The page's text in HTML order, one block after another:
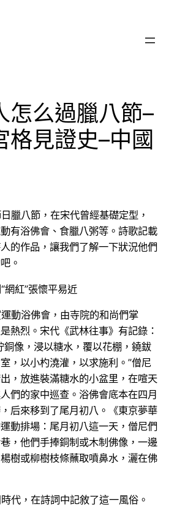
怎么過臘八節–
格見證史–中國
臘八節，在宋代曾經基礎定型，
有浴佛會、食臘八粥等。詩歌記載
的作品，讓我們了解一下狀況他們
。
網紅”張懷平易近
動浴佛會，由寺院的和尚們掌
熱烈。宋代《武林往事》有記錄：
銅像，浸以糖水，覆以花棚，鐃鈸
，以小杓澆灌，以求施利。”僧尼
，放進裝滿糖水的小盆里，在喧天
們的家中巡查。浴佛會底本在四月
后來移到了尾月初八。《東京夢華
動排場：尾月初八這一天，僧尼們
，他們手捧銅制或木制佛像，一邊
樹或柳樹枝條蘸取噴鼻水，灑在佛
代，在詩詞中記敘了這一風俗。